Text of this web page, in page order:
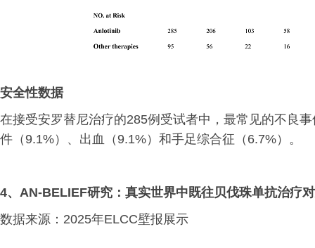
安全性数据
在接受安罗替尼治疗的285例受试者中，最常见的不良
件（9.1%）、出血（9.1%）和手足综合征（6.7%）。
4、AN-BELIEF研究：真实世界中既往贝伐珠单抗治疗
数据来源：2025年ELCC壁报展示